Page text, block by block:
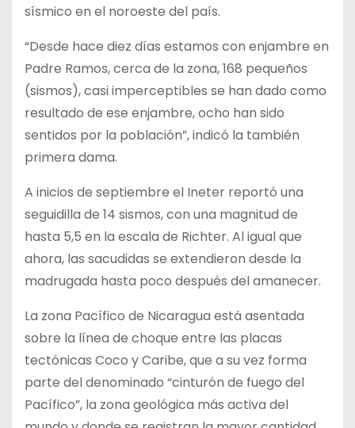
sísmico en el noroeste del país.
“Desde hace diez días estamos con enjambre en
Padre Ramos, cerca de la zona, 168 pequeños
(sismos), casi imperceptibles se han dado como
resultado de ese enjambre, ocho han sido
sentidos por la población”, indicó la también
primera dama.
A inicios de septiembre el Ineter reportó una
seguidilla de 14 sismos, con una magnitud de
hasta 5,5 en la escala de Richter. Al igual que
ahora, las sacudidas se extendieron desde la
madrugada hasta poco después del amanecer.
La zona Pacífico de Nicaragua está asentada
sobre la línea de choque entre las placas
tectónicas Coco y Caribe, que a su vez forma
parte del denominado “cinturón de fuego del
Pacífico”, la zona geológica más activa del